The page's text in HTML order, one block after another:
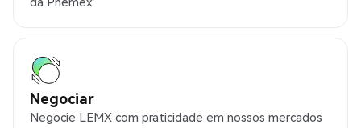
Negociar
Negocie LEMX com praticidade em nossos mercados